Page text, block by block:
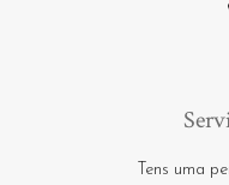
Tens uma